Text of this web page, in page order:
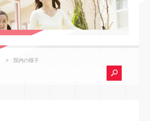
> 院内の様子